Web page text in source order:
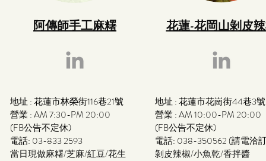
阿傳師手工麻糬
地址 : 花蓮市林榮街116巷21號
營業 : AM 7:30-PM 20:00
(FB公告不定休)
電話: 03-833 2593
​當日現做麻糬/芝麻/紅豆/花生
花蓮-花岡山剝皮
地址 : 花蓮市花崗街44巷3號
營業 : AM 10:00-PM 20:00
(FB公告不定休)
電話: 038-350562 (請電洽
剝皮辣椒/小魚乾/香拌醬